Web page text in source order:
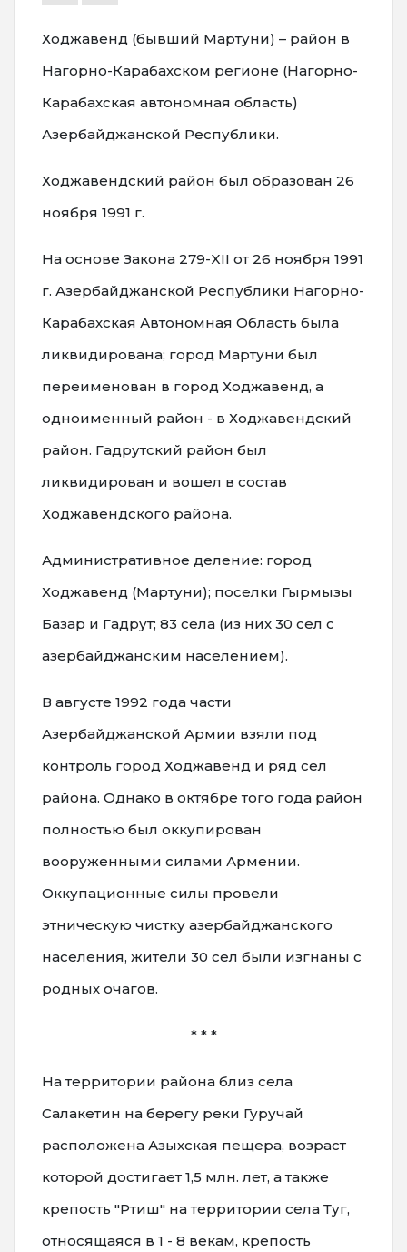
Ходжавенд (бывший Мартуни) – район в
Нагорно-Карабахском регионе (Нагорно-
Карабахская автономная область)
Азербайджанской Республики.
Ходжавендский район был образован 26
ноября 1991 г.
На основе Закона 279-XII от 26 ноября 1991
г. Азербайджанской Республики Нагорно-
Карабахская Автономная Область была
ликвидирована; город Мартуни был
переименован в город Ходжавенд, а
одноименный район - в Ходжавендский
район. Гадрутский район был
ликвидирован и вошел в состав
Ходжавендского района.
Административное деление: город
Ходжавенд (Мартуни); поселки Гырмызы
Базар и Гадрут; 83 села (из них 30 сел с
азербайджанским населением).
В августе 1992 года части
Азербайджанской Армии взяли под
контроль город Ходжавенд и ряд сел
района. Однако в октябре того года район
полностью был оккупирован
вооруженными силами Армении.
Оккупационные силы провели
этническую чистку азербайджанского
населения, жители 30 сел были изгнаны с
родных очагов.
* * *
На территории района близ села
Салакетин на берегу реки Гуручай
расположена Азыхская пещера, возраст
которой достигает 1,5 млн. лет, а также
крепость "Ртиш" на территории села Туг,
относящаяся в 1 - 8 векам, крепость